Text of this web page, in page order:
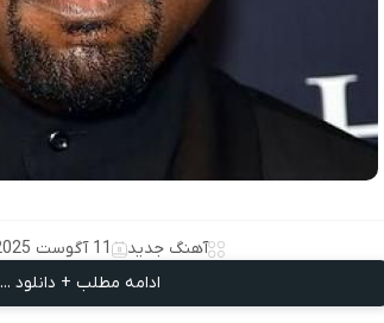
آهنگ جدید 11 آگوست 2025
ادامه مطلب + دانلود ...